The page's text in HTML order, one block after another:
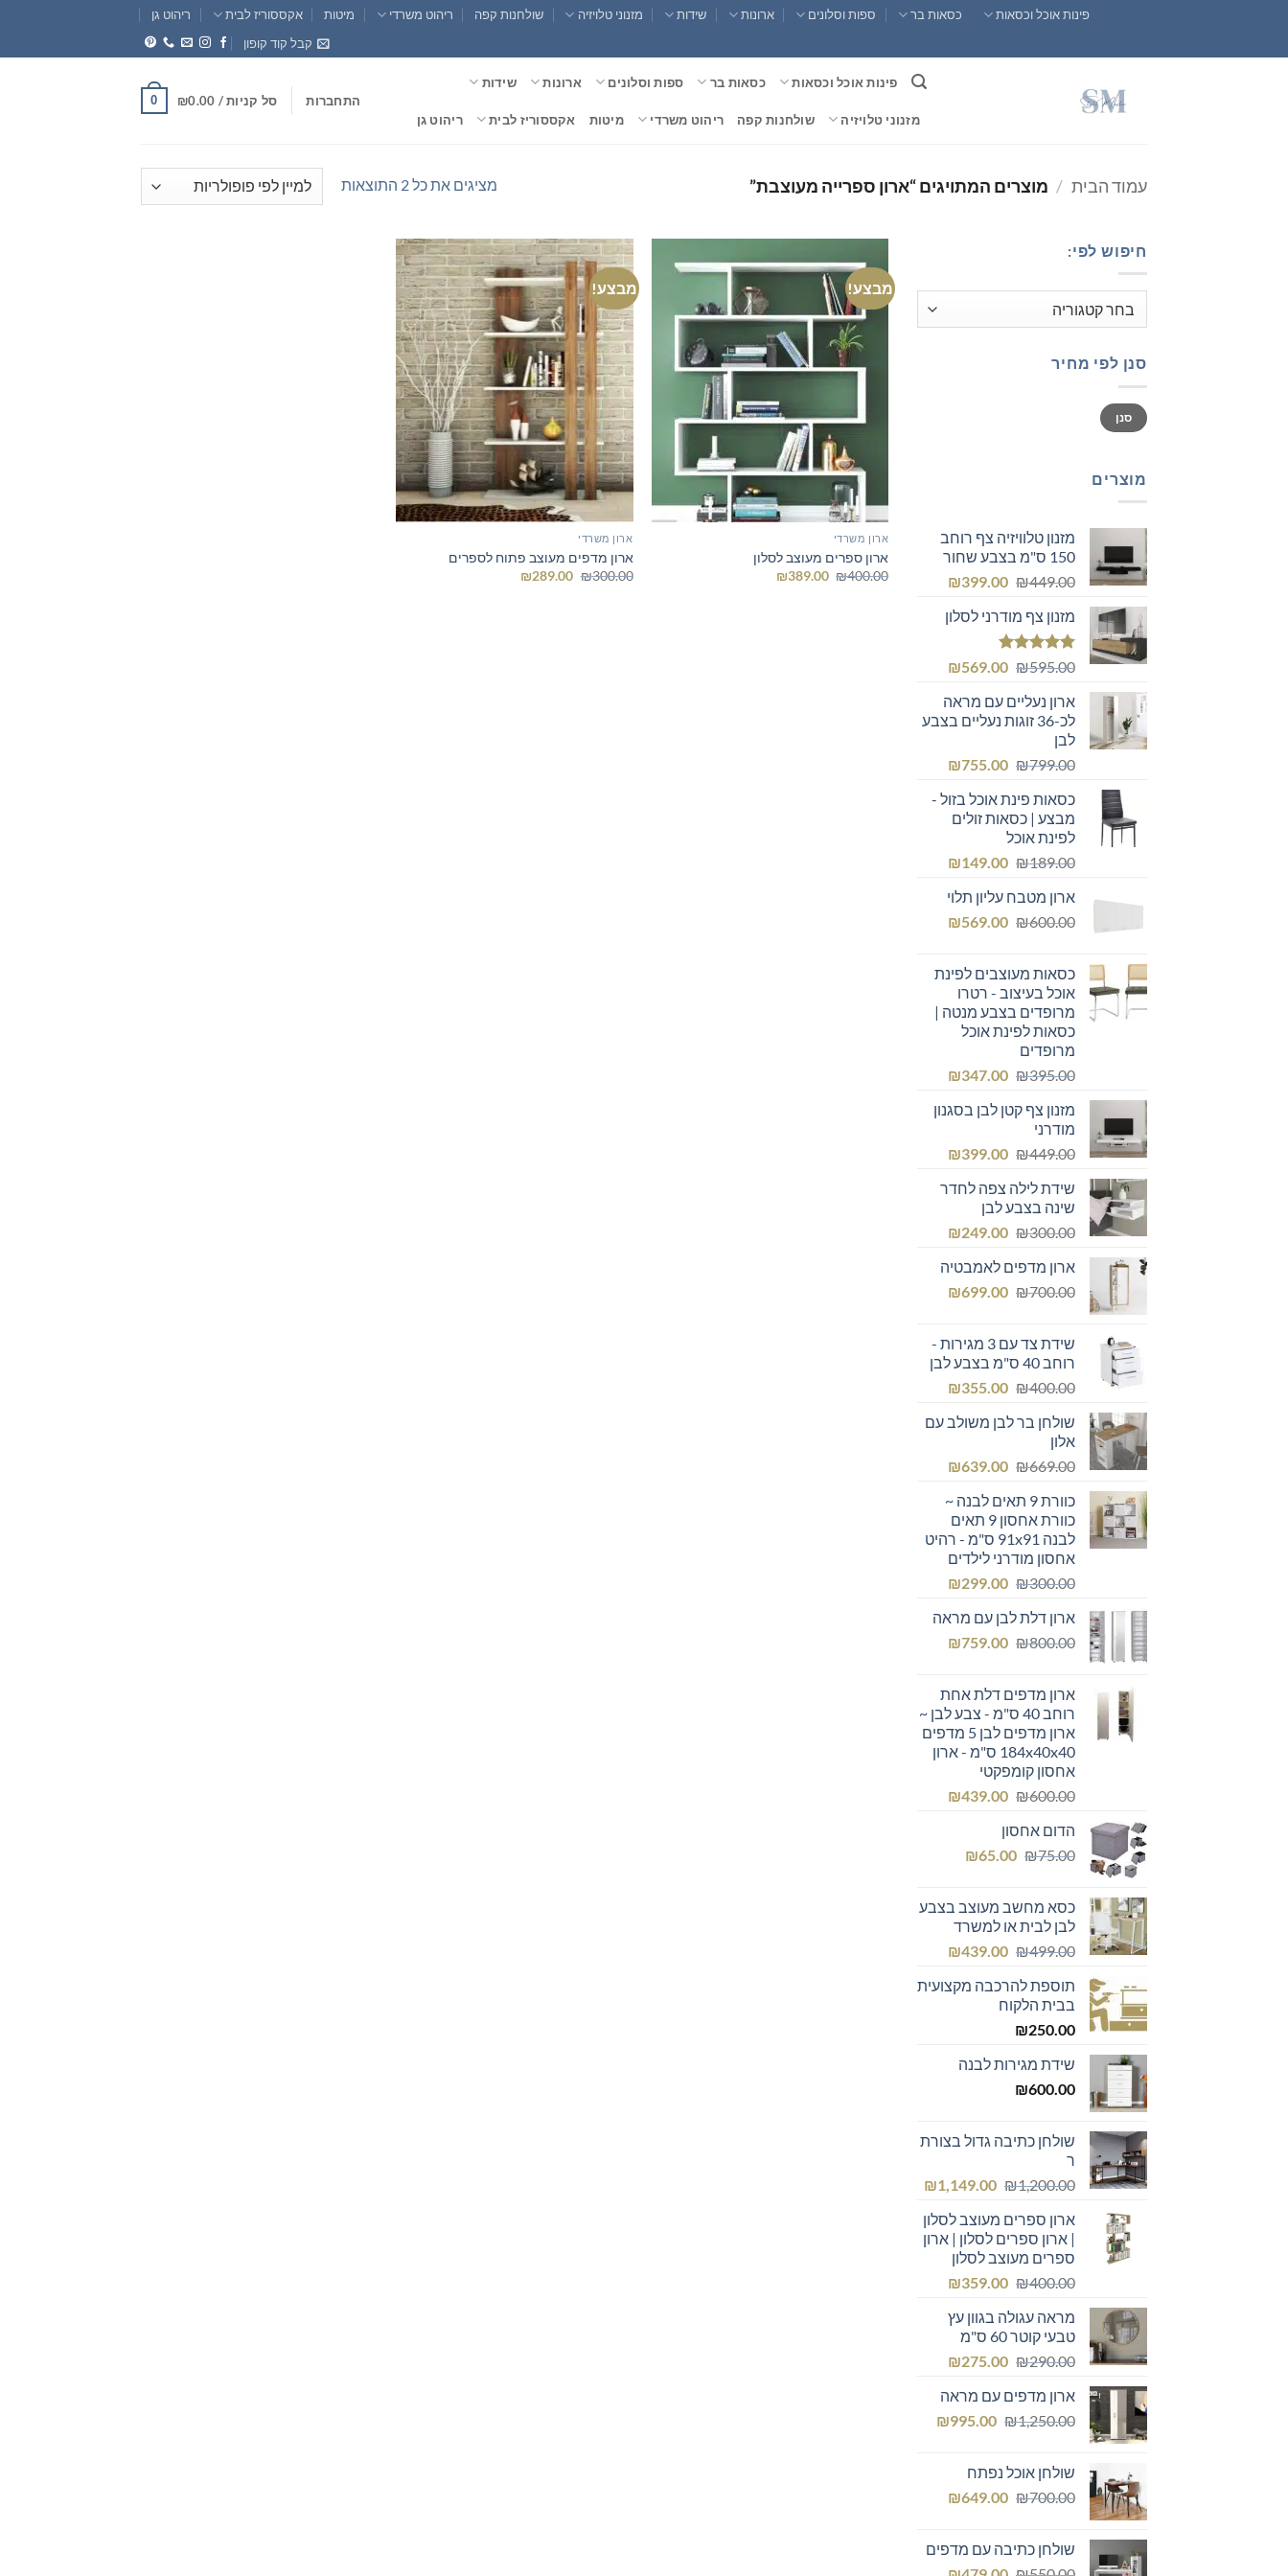
content
פינות אוכל וכסאות כסאות בר ספות וסלונים ארונות שידות מזנוני טלויזיה שולחנות קפה ריהוט משרדי מיטות אקססוריז לבית
ריהוט גן
קבל קוד קופון
פינות אוכל וכסאות כסאות בר ספות וסלונים ארונות שידות
מזנוני טלויזיה שולחנות קפה ריהוט משרדי מיטות אקססוריז לבית ריהוט גן
התחברות סל קניות / ₪0.00
0
עמוד הבית / מוצרים המתויגים “ארון ספרייה מעוצבת” מציגים את כל ⁦2⁩ התוצאות
ממוין
לפי
חיפוש לפי:
סנן לפי מחיר
מחיר
מינימלי
מחיר
מקסימלי
סנן
מוצרים
מזנון טלוויזיה צף רוחב
150 ס"מ בצבע שחור
₪449.00
המחיר
היה:
₪449.00.
₪399.00
המחיר
הוא:מזנון צף מודרני לסלון
דורג5.00
₪595.00
המחיר
היה:
₪595.00.
₪569.00
המחיר
הוא:
₪569.00.
ארון נעליים עם מראה
לכ-36 זוגות נעליים בצבע
לבן
₪799.00
המחיר
היה:
₪799.00.
₪755.00
המחיר
הוא:
כסאות פינת אוכל בזול -
מבצע | כסאות זולים
לפינת אוכל
₪189.00
המחיר
היה:
₪189.00.
₪149.00
המחיר
הוא:
₪149.00.
ארון מטבח עליון תלוי
₪600.00
המחיר
₪600.00.
₪569.00
המחיר
₪569.00.כסאות מעוצבים לפינת
אוכל בעיצוב - רטרו
מרופדים בצבע מנטה |
כסאות לפינת אוכל
מרופדים
₪395.00
המחיר
היה:
₪347.00
המחיר
הוא:
מזנון צף קטן לבן בסגנון
מודרני
₪449.00
המחיר
היה:
₪449.00.
₪399.00
המחיר
הוא:שידת לילה צפה לחדר
שינה בצבע לבן
₪300.00
המחיר
היה:
₪300.00.
₪249.00
המחיר
הוא:
₪249.00.
ארון מדפים לאמבטיה
₪700.00
המחיר
₪700.00.
₪699.00
המחיר
₪699.00.שידת צד עם 3 מגירות -
רוחב 40 ס"מ בצבע לבן
₪400.00
המחיר
היה:
₪355.00
המחיר
הוא:
שולחן בר לבן משולב עם
אלון
₪669.00
המחיר
היה:
₪669.00.
₪639.00
המחיר
הוא:כוורת 9 תאים לבנה ~
כוורת אחסון 9 תאים
לבנה 91x91 ס"מ - רהיט
אחסון מודרני לילדים
₪300.00
המחיר
היה:
₪300.00.
₪299.00
המחיר
הוא:
₪299.00.
ארון דלת לבן עם מראה
₪800.00
המחיר
₪800.00.
₪759.00
המחיר
₪759.00.ארון מדפים דלת אחת
רוחב 40 ס"מ - צבע לבן ~
ארון מדפים לבן 5 מדפים
184x40x40 ס"מ - ארון
אחסון קומפקטי
₪600.00
המחיר
היה:
₪600.00.
₪439.00
המחיר
הדום אחסון
₪75.00
המחיר
₪75.00.
₪65.00
המחיר
₪65.00.
כסא מחשב מעוצב בצבע
לבן לבית או למשרד
₪499.00
המחיר
היה:
₪499.00.
₪439.00
המחיר
הוא:
תוספת להרכבה מקצועית
בבית הלקוח
₪250.00
שידת מגירות לבנה
₪600.00
שולחן כתיבה גדול בצורת
ר
₪1,200.00
המחיר
היה:
₪1,200.00.
₪1,149.00
המחיר
הוא:
₪1,149.00.
ארון ספרים מעוצב לסלון
| ארון ספרים לסלון | ארון
ספרים מעוצב לסלון
₪400.00
המחיר
היה:
₪400.00.
₪359.00
המחיר
הוא:מראה עגולה בגוון עץ
טבעי קוטר 60 ס"מ
₪290.00
המחיר
היה:
₪290.00.
₪275.00
המחיר
הוא:
₪275.00.
ארון מדפים עם מראה
₪1,250.00
המחיר
₪1,250.00.
₪995.00
המחיר
שולחן אוכל נפתח
₪700.00
המחיר
₪700.00.
₪649.00
המחיר
₪649.00.שולחן כתיבה עם מדפים
מבצע!
ארון משרדי
ארון ספרים מעוצב לסלון
₪400.00
המחיר ₪389.00
מבצע!
ארון משרדי
ארון מדפים מעוצב פתוח לספרים
₪300.00
המחיר ₪289.00
המחיר